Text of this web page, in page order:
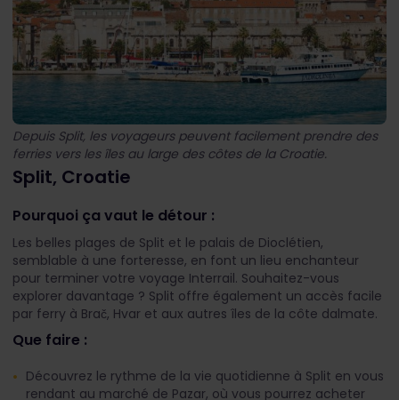
Depuis Split, les voyageurs peuvent facilement prendre des
ferries vers les îles au large des côtes de la Croatie.
Split, Croatie
Pourquoi ça vaut le détour :
Les belles plages de Split et le palais de Dioclétien,
semblable à une forteresse, en font un lieu enchanteur
pour terminer votre voyage Interrail. Souhaitez-vous
explorer davantage ? Split offre également un accès facile
par ferry à Brač, Hvar et aux autres îles de la côte dalmate.
Que faire :
Découvrez le rythme de la vie quotidienne à Split en vous
rendant au marché de Pazar, où vous pourrez acheter